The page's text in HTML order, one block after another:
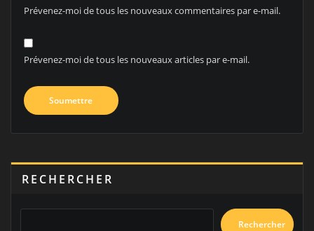
Prévenez-moi de tous les nouveaux commentaires par e-mail.
Prévenez-moi de tous les nouveaux articles par e-mail.
RECHERCHER
Rechercher